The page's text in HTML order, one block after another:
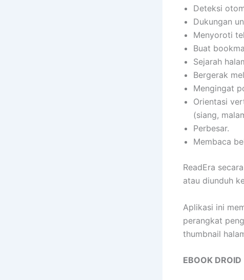
Deteksi
Dukungan
Menyoroti
Buat
Sejarah
Bergerak
Mengingat
Orientasi
(siang,
Perbesar.
Membaca
ReadEra
atau diunduh
Aplikasi ini
perangkat
thumbnail
EBOOK DROID